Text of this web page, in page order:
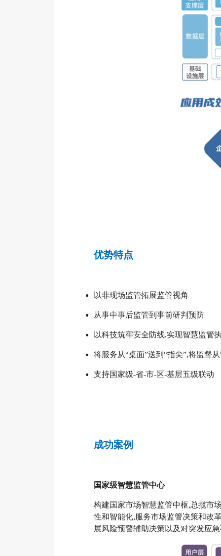
优势特点
以非现场监管拓展监管视角
从事中事后监管到事前研判预防
以科技筑牢安全防线,实现智慧监管
将服务从“桌面”送到“指尖”,将监督
支持国家级-省-市-区-基层五级联动
成功案例
国家级智慧监管中心
构建国家市场智慧监管中枢,总揽市
性和智能化,服务市场监管决策和改
展风险预警辅助决策以及对突发应